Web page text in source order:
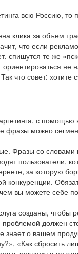
всю Россию,
клика за объем
что если
спишутся те же
не
что совет:
с помощью
фразы можно
Фразы со
пользователи,
за которую
конкуренции.
вы можете себе
созданы, чтобы
должен
знает о вашем
«Как сбросить